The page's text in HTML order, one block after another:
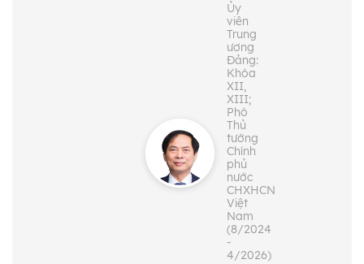
Ủy
viên
Trung
ương
Đảng:
Khóa
XII,
XIII;
Phó
Thủ
tướng
Chính
phủ
nước
CHXHCN
Việt
Nam
(8/2024
-
4/2026)